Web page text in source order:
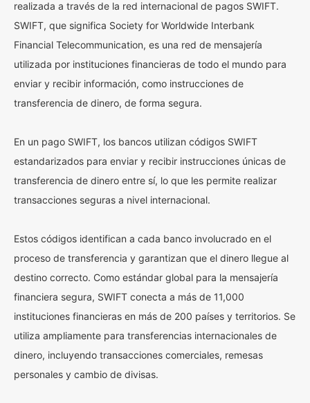
realizada a través de la red internacional de pagos SWIFT.
SWIFT, que significa Society for Worldwide Interbank
Financial Telecommunication, es una red de mensajería
utilizada por instituciones financieras de todo el mundo para
enviar y recibir información, como instrucciones de
transferencia de dinero, de forma segura.
En un pago SWIFT, los bancos utilizan códigos SWIFT
estandarizados para enviar y recibir instrucciones únicas de
transferencia de dinero entre sí, lo que les permite realizar
transacciones seguras a nivel internacional.
Estos códigos identifican a cada banco involucrado en el
proceso de transferencia y garantizan que el dinero llegue al
destino correcto. Como estándar global para la mensajería
financiera segura, SWIFT conecta a más de 11,000
instituciones financieras en más de 200 países y territorios. Se
utiliza ampliamente para transferencias internacionales de
dinero, incluyendo transacciones comerciales, remesas
personales y cambio de divisas.